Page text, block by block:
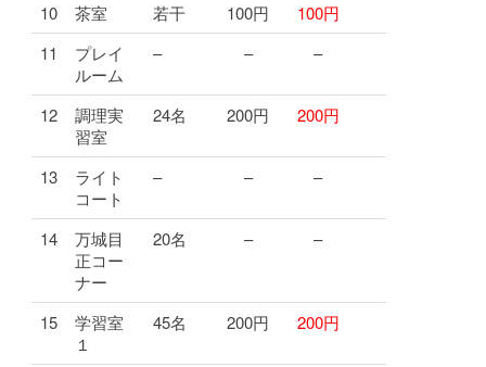
10 茶室 若干 100円
100円
11
プレイ
ルーム
– – –
12
調理実
習室
24名 200円 200円
13
ライト
コート
– – –
14
万城目
正コー
ナー
20名 – –
15
学習室
１
45名 200円 200円